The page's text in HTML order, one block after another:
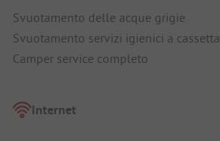
Svuotamento delle acque grigie
Svuotamento servizi igienici a cassetta
Camper service completo
Internet